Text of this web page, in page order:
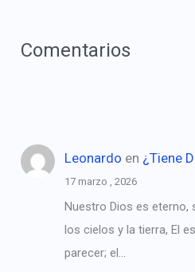
Comentarios
Leonardo en ¿Tiene
17 marzo , 2026
Nuestro Dios es eterno,
los cielos y la tierra, El
parecer; el…